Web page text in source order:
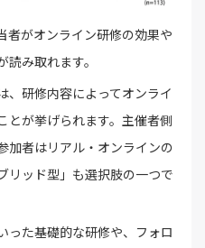
者がオンライン研修の効果や
み取れます。
、研修内容によってオンライ
とが挙げられます。主催者側
加者はリアル・オンラインの
リッド型」も選択肢の一つで
った基礎的な研修や、フォロ